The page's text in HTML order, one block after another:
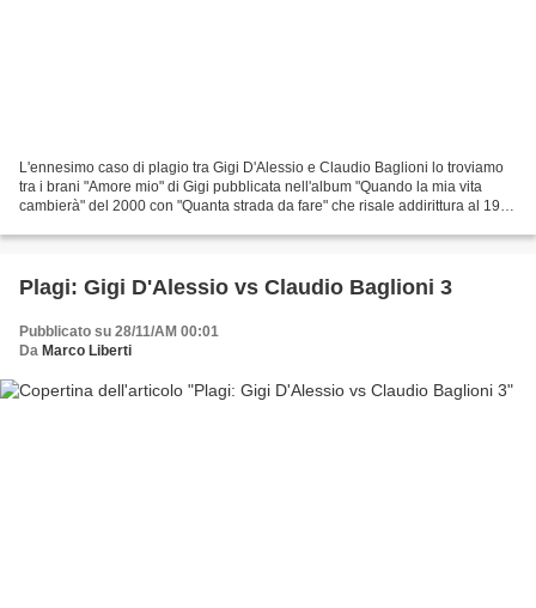
L'ennesimo caso di plagio tra Gigi D'Alessio e Claudio Baglioni lo troviamo
tra i brani "Amore mio" di Gigi pubblicata nell'album "Quando la mia vita
cambierà" del 2000 con "Quanta strada da fare" che risale addirittura al 1974
Plagi: Gigi D'Alessio vs Claudio Baglioni 3
Pubblicato su 28/11/AM 00:01
Da Marco Liberti